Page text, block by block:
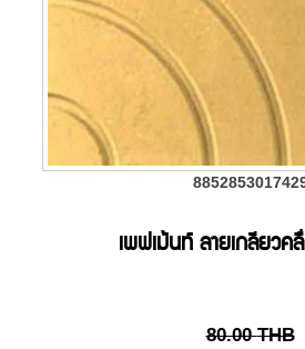
เพฟเม้นท์ ลายเกลียวค
80.00 THB